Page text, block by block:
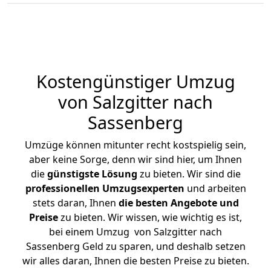
Kostengünstiger Umzug
von Salzgitter nach
Sassenberg
Umzüge können mitunter recht kostspielig sein,
aber keine Sorge, denn wir sind hier, um Ihnen
diegünstigste Lösung zu bieten. Wir sind die
professionellen Umzugsexperten und arbeiten
stets daran, Ihnen die besten Angebote und
Preisezu bieten. Wir wissen, wie wichtig es ist,
bei einem Umzug von Salzgitter nach
Sassenberg Geld zu sparen, und deshalb setzen
wir alles daran, Ihnen die besten Preise zu bieten.